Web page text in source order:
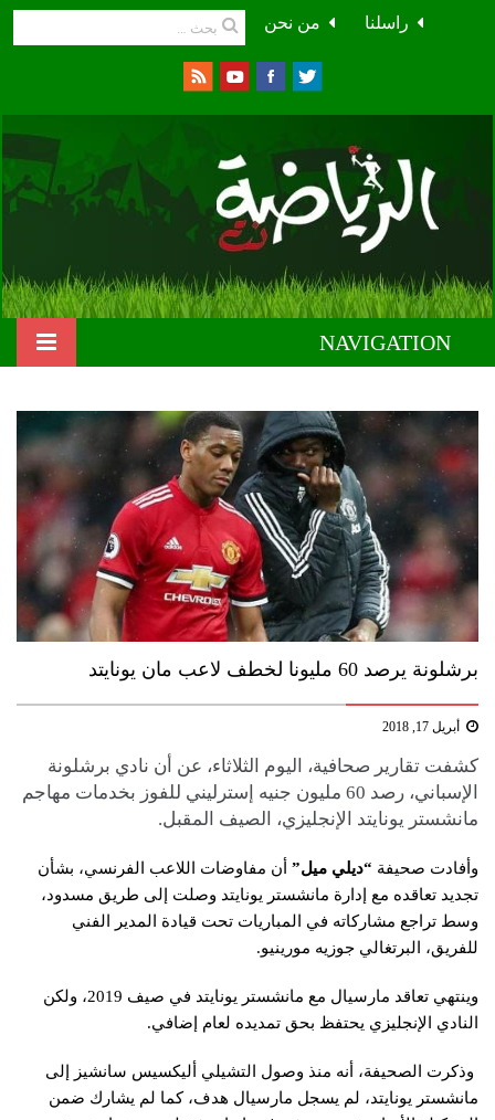
من نحن راسلنا
NAVIGATION
برشلونة يرصد 60 مليونا لخطف لاعب مان يونايتد
أبريل 17, 2018
كشفت تقارير صحافية، اليوم الثلاثاء، عن أن نادي برشلونة
الإسباني، رصد 60 مليون جنيه إسترليني للفوز بخدمات مهاجم
مانشستر يونايتد الإنجليزي، الصيف المقبل.
وأفادت صحيفة “ديلي ميل” أن مفاوضات اللاعب الفرنسي، بشأن
تجديد تعاقده مع إدارة مانشستر يونايتد وصلت إلى طريق مسدود،
وسط تراجع مشاركاته في المباريات تحت قيادة المدير الفني
للفريق، البرتغالي جوزيه مورينيو.
وينتهي تعاقد مارسيال مع مانشستر يونايتد في صيف 2019، ولكن
النادي الإنجليزي يحتفظ بحق تمديده لعام إضافي.
وذكرت الصحيفة، أنه منذ وصول التشيلي أليكسيس سانشيز إلى
مانشستر يونايتد، لم يسجل مارسيال هدف، كما لم يشارك ضمن